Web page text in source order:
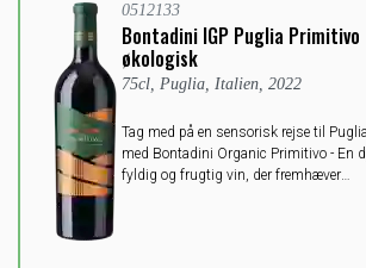
0512133
Bontadini IGP Puglia Primitivo
økologisk
75cl, Puglia, Italien, 2022
Tag med på en sensorisk rejse til Puglia
med Bontadini Organic Primitivo - En
fyldig og frugtig vin, der fremhæver